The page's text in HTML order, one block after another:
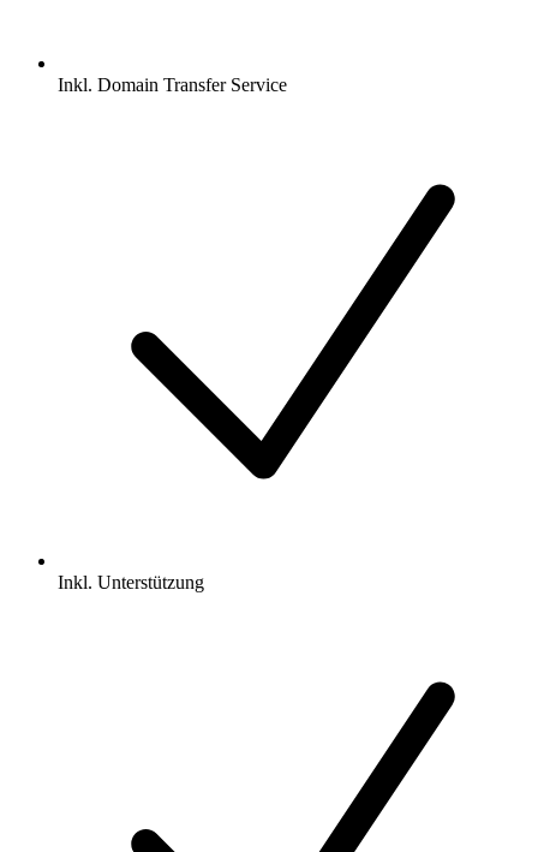
Inkl. Domain Transfer Service
Inkl. Unterstützung